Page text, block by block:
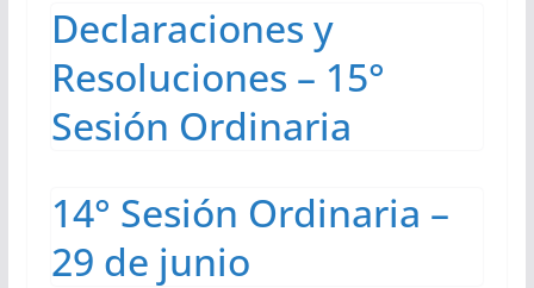
Declaraciones y
Resoluciones – 15°
Sesión Ordinaria
14° Sesión Ordinaria –
29 de junio